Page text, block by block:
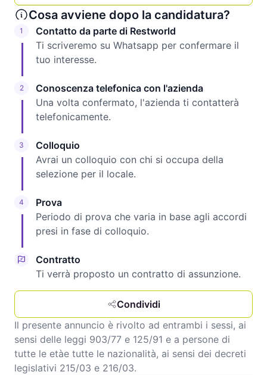
Cosa avviene dopo la candidatura?
1
Contatto da parte di Restworld
Ti scriveremo su Whatsapp per confermare il
tuo interesse.
2
Conoscenza telefonica con l'azienda
Una volta confermato, l'azienda ti contatterà
telefonicamente.
3
Colloquio
Avrai un colloquio con chi si occupa della
selezione per il locale.
4
Prova
Periodo di prova che varia in base agli accordi
presi in fase di colloquio.
Contratto
Ti verrà proposto un contratto di assunzione.
Condividi
Il presente annuncio è rivolto ad entrambi i sessi, ai
sensi delle leggi 903/77 e 125/91 e a persone di
tutte le etàe tutte le nazionalità, ai sensi dei decreti
legislativi 215/03 e 216/03.